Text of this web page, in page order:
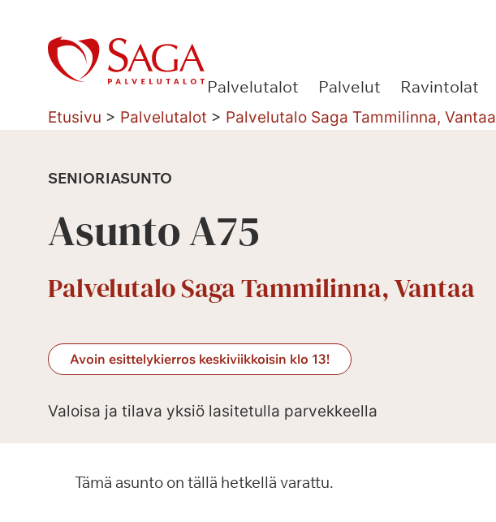
sisältöön
Palvelutalot Palvelut Ravintolat
Etusivu > Palvelutalot > Palvelutalo Saga Tammilinna, Vantaa
SENIORIASUNTO
Asunto A75
Palvelutalo Saga Tammilinna, Vantaa
Avoin esittelykierros keskiviikkoisin klo 13!
Valoisa ja tilava yksiö lasitetulla parvekkeella
Tämä asunto on tällä hetkellä varattu.